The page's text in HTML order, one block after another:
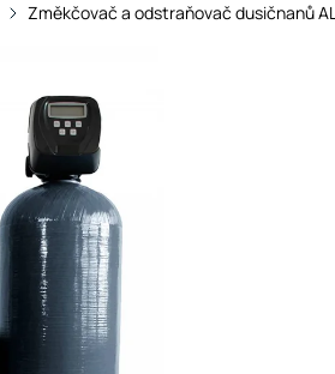
Změkčovač a odstraňovač dusičnanů